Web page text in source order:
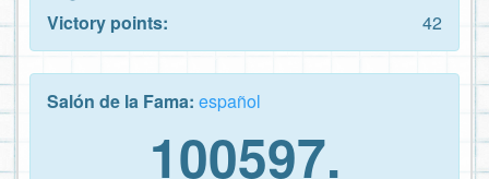
Victory points:
42
Salón de la Fama: español
100597.